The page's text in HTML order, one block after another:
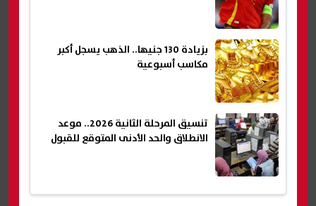
بزيادة 130 جنيها.. الذهب يسجل أكبر
مكاسب أسبوعية
تنسيق المرحلة الثانية 2026.. موعد
الانطلاق والحد الأدنى المتوقع للقبول